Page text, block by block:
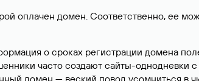
оплачен домен. Соответственно, ее
о сроках регистрации домена
часто создают сайты-однодневки
домен — веский повод усомниться в